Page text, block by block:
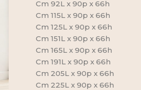
Cm 92L x 90p x 66h
Cm 115L x 90p x 66h
Cm 125L x 90p x 66h
Cm 151L x 90p x 66h
Cm 165L x 90p x 66h
Cm 191L x 90p x 66h
Cm 205L x 90p x 66h
Cm 225L x 90p x 66h